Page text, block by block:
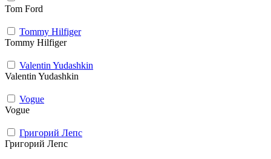
Tom Ford
Tommy Hilfiger
Tommy Hilfiger
Valentin Yudashkin
Valentin Yudashkin
Vogue
Vogue
Григорий Лепс
Григорий Лепс